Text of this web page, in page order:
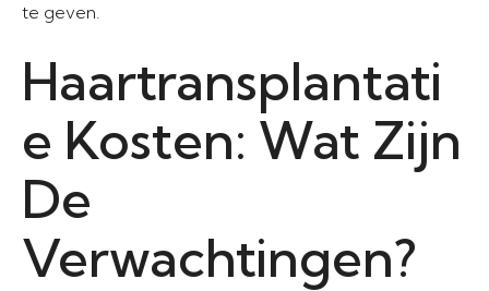
te geven.
Haartransplantati
e Kosten: Wat Zijn
De
Verwachtingen?